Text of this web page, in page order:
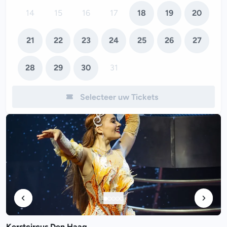
14 15 16 17 18 19 20
21 22 23 24 25 26 27
28 29 30 31
Selecteer uw Tickets